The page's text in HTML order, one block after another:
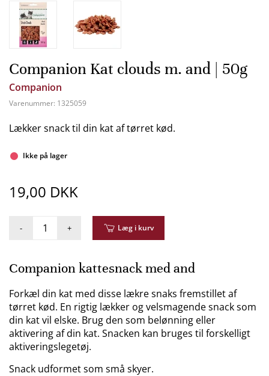
Companion Kat clouds m. and | 50g
Companion
Varenummer: 1325059
Lækker snack til din kat af tørret kød.
Ikke på lager
19,00 DKK
- + Læg i kurv
Companion kattesnack med and
Forkæl din kat med disse lækre snaks fremstillet af
tørret kød. En rigtig lækker og velsmagende snack som
din kat vil elske. Brug den som belønning eller
aktivering af din kat. Snacken kan bruges til forskelligt
aktiveringslegetøj.
Snack udformet som små skyer.